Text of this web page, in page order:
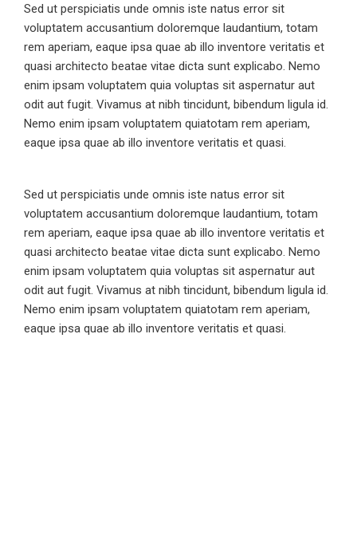
Sed ut perspiciatis unde omnis iste natus error sit
voluptatem accusantium doloremque laudantium, totam
rem aperiam, eaque ipsa quae ab illo inventore veritatis et
quasi architecto beatae vitae dicta sunt explicabo. Nemo
enim ipsam voluptatem quia voluptas sit aspernatur aut
odit aut fugit. Vivamus at nibh tincidunt, bibendum ligula id.
Nemo enim ipsam voluptatem quiatotam rem aperiam,
eaque ipsa quae ab illo inventore veritatis et quasi.
Sed ut perspiciatis unde omnis iste natus error sit
voluptatem accusantium doloremque laudantium, totam
rem aperiam, eaque ipsa quae ab illo inventore veritatis et
quasi architecto beatae vitae dicta sunt explicabo. Nemo
enim ipsam voluptatem quia voluptas sit aspernatur aut
odit aut fugit. Vivamus at nibh tincidunt, bibendum ligula id.
Nemo enim ipsam voluptatem quiatotam rem aperiam,
eaque ipsa quae ab illo inventore veritatis et quasi.